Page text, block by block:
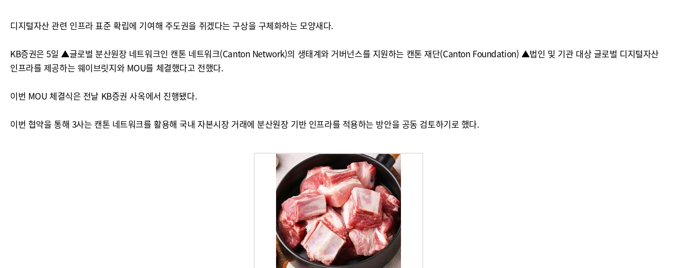
디지털자산 관련 인프라 표준 확립에 기여해 주도권을 쥐겠다는 구상을 구체화하는 모양새다.
KB증권은 5일 ▲글로벌 분산원장 네트워크인 캔톤 네트워크(Canton Network)의 생태계와 거버넌스를 지원하는 캔톤 재단(Canton Foundation) ▲법인 및 기관 대상 글로벌 디지털자산
인프라를 제공하는 웨이브릿지와 MOU를 체결했다고 전했다.
이번 MOU 체결식은 전날 KB증권 사옥에서 진행됐다.
이번 협약을 통해 3사는 캔톤 네트워크를 활용해 국내 자본시장 거래에 분산원장 기반 인프라를 적용하는 방안을 공동 검토하기로 했다.